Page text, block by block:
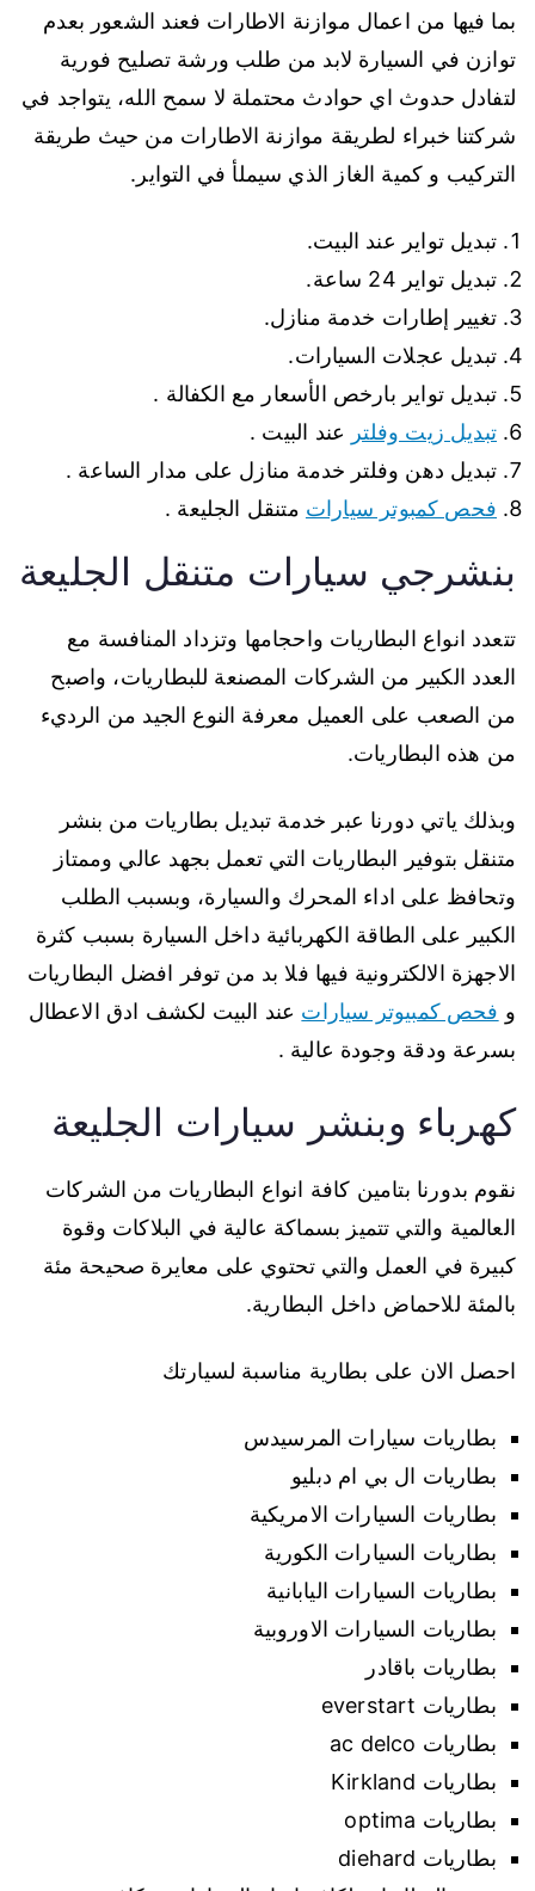
بما فيها من اعمال موازنة الاطارات فعند الشعور بعدم
توازن في السيارة لابد من طلب ورشة تصليح فورية
لتفادل حدوث اي حوادث محتملة لا سمح الله، يتواجد في
شركتنا خبراء لطريقة موازنة الاطارات من حيث طريقة
التركيب و كمية الغاز الذي سيملأ في التواير.
تبديل تواير عند البيت.
تبديل تواير 24 ساعة.
تغيير إطارات خدمة منازل.
تبديل عجلات السيارات.
تبديل تواير بارخص الأسعار مع الكفالة .
تبديل زيت وفلتر عند البيت .
تبديل دهن وفلتر خدمة منازل على مدار الساعة .
فحص كمبوتر سيارات متنقل الجليعة .
بنشرجي سيارات متنقل الجليعة
تتعدد انواع البطاريات واحجامها وتزداد المنافسة مع
العدد الكبير من الشركات المصنعة للبطاريات، واصبح
من الصعب على العميل معرفة النوع الجيد من الرديء
من هذه البطاريات.
وبذلك ياتي دورنا عبر خدمة تبديل بطاريات من بنشر
متنقل بتوفير البطاريات التي تعمل بجهد عالي وممتاز
وتحافظ على اداء المحرك والسيارة، وبسبب الطلب
الكبير على الطاقة الكهربائية داخل السيارة بسبب كثرة
الاجهزة الالكترونية فيها فلا بد من توفر افضل البطاريات
و فحص كمبيوتر سيارات عند البيت لكشف ادق الاعطال
بسرعة ودقة وجودة عالية .
كهرباء وبنشر سيارات الجليعة
نقوم بدورنا بتامين كافة انواع البطاريات من الشركات
العالمية والتي تتميز بسماكة عالية في البلاكات وقوة
كبيرة في العمل والتي تحتوي على معايرة صحيحة مئة
بالمئة للاحماض داخل البطارية.
احصل الان على بطارية مناسبة لسيارتك
بطاريات سيارات المرسيدس
بطاريات ال بي ام دبليو
بطاريات السيارات الامريكية
بطاريات السيارات الكورية
بطاريات السيارات اليابانية
بطاريات السيارات الاوروبية
بطاريات باقادر
بطاريات everstart
بطاريات ac delco
بطاريات Kirkland
بطاريات optima
بطاريات diehard